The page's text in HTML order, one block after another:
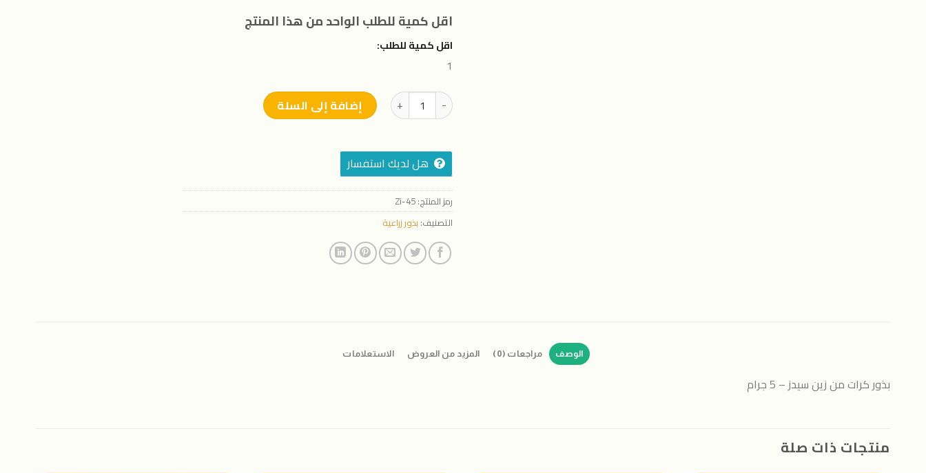
اقل كمية للطلب الواحد من هذا المنتج
اقل كمية للطلب:
1
كمية بذور كرات من زين سيدز - 5 جرامإضافة إلى السلة
هل لديك استفسار
رمز المنتج:Zi-45
التصنيف: بذور زراعية
الوصف مراجعات (0) المزيد من العروض الاستعلامات
بذور كرات من زين سيدز – 5 جرام
منتجات ذات صلة